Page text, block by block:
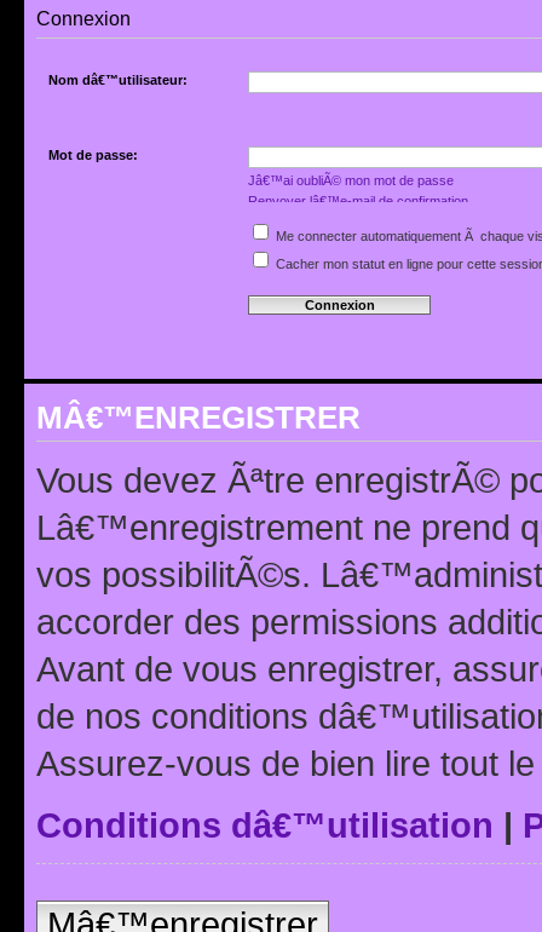
Connexion
Nom dâ€™utilisateur:
Mot de passe:
Jâ€™ai oubliÃ© mon mot de passe
Renvoyer lâ€™e-mail de confirmation
Me connecter automatiquement Ã chaque
Cacher mon statut en ligne pour cette
MÂ€™ENREGISTRER
Vous devez Ãªtre enregistrÃ©
Lâ€™enregistrement ne prend
vos possibilitÃ©s.
accorder des permissions
Avant de vous enregistrer,
de nos conditions
Assurez-vous de bien lire tout
Conditions dâ€™utilisation |
Mâ€™enregistrer